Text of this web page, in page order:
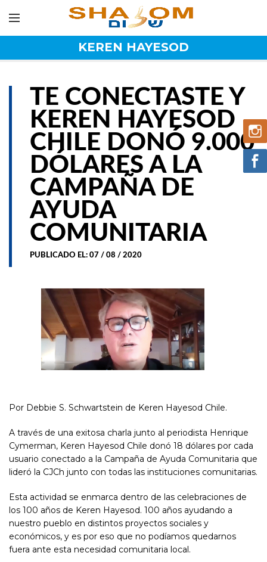
KEREN HAYESOD
TE CONECTASTE Y
KEREN HAYESOD
CHILE DONÓ 9.000
DÓLARES A LA
CAMPAÑA DE
AYUDA
COMUNITARIA
PUBLICADO EL: 07 / 08 / 2020
Por Debbie S. Schwartstein de Keren Hayesod Chile.
A través de una exitosa charla junto al periodista Henrique
Cymerman, Keren Hayesod Chile donó 18 dólares por cada
usuario conectado a la Campaña de Ayuda Comunitaria que
lideró la CJCh junto con todas las instituciones comunitarias.
Esta actividad se enmarca dentro de las celebraciones de
los 100 años de Keren Hayesod. 100 años ayudando a
nuestro pueblo en distintos proyectos sociales y
económicos, y es por eso que no podíamos quedarnos
fuera ante esta necesidad comunitaria local.